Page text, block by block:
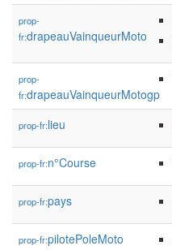
prop-
fr:drapeauVainqueurMoto
prop-
fr:drapeauVainqueurMotogp
prop-fr:lieu
prop-fr:n°Course
prop-fr:pays
prop-fr:pilotePoleMoto